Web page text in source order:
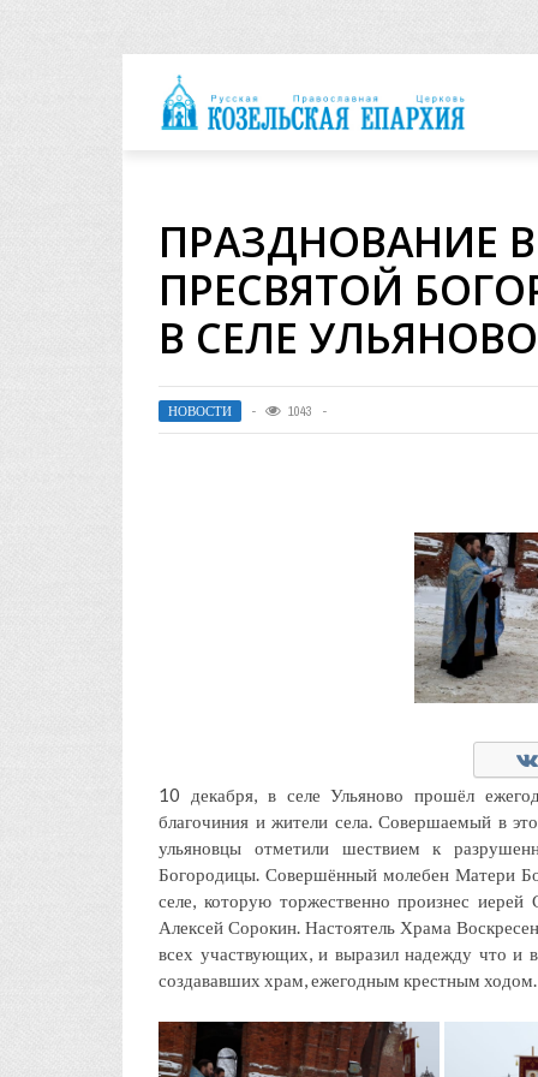
ПРАЗДНОВАНИЕ
ПРЕСВЯТОЙ
В СЕЛЕ УЛЬЯНОВО
НОВОСТИ 1043
10 декабря, в селе Ульяново прошёл
благочиния и жители села. Совершаемый в
ульяновцы отметили шествием к
Богородицы. Совершённый молебен Матери
селе, которую торжественно произнес
Алексей Сорокин. Настоятель Храма
всех участвующих, и выразил надежду что и
создававших храм, ежегодным крестным ходом.